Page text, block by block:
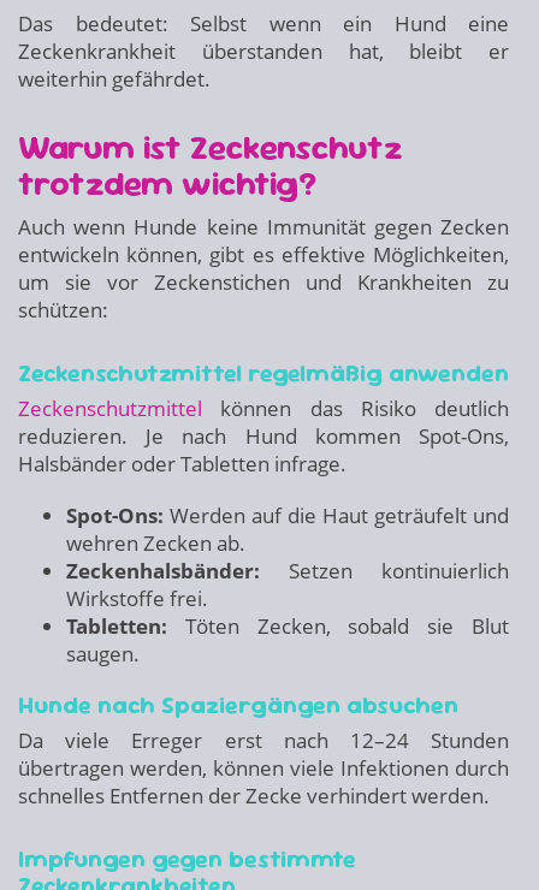
Das bedeutet: Selbst wenn ein Hund eine
Zeckenkrankheit überstanden hat, bleibt er
weiterhin gefährdet.
Warum ist Zeckenschutz
trotzdem wichtig?
Auch wenn Hunde keine Immunität gegen Zecken
entwickeln können, gibt es effektive Möglichkeiten,
um sie vor Zeckenstichen und Krankheiten zu
schützen:
Zeckenschutzmittel regelmäßig anwenden
Zeckenschutzmittel können das Risiko deutlich
reduzieren. Je nach Hund kommen Spot-Ons,
Halsbänder oder Tabletten infrage.
Spot-Ons: Werden auf die Haut geträufelt und
wehren Zecken ab.
Zeckenhalsbänder: Setzen kontinuierlich
Wirkstoffe frei.
Tabletten: Töten Zecken, sobald sie Blut
saugen.
Hunde nach Spaziergängen absuchen
Da viele Erreger erst nach 12–24 Stunden
übertragen werden, können viele Infektionen durch
schnelles Entfernen der Zecke verhindert werden.
Impfungen gegen bestimmte